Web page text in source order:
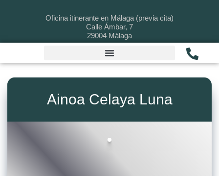
Oficina itinerante en Málaga (previa cita)
Calle Ámbar, 7
29004 Málaga
Ainoa Celaya Luna